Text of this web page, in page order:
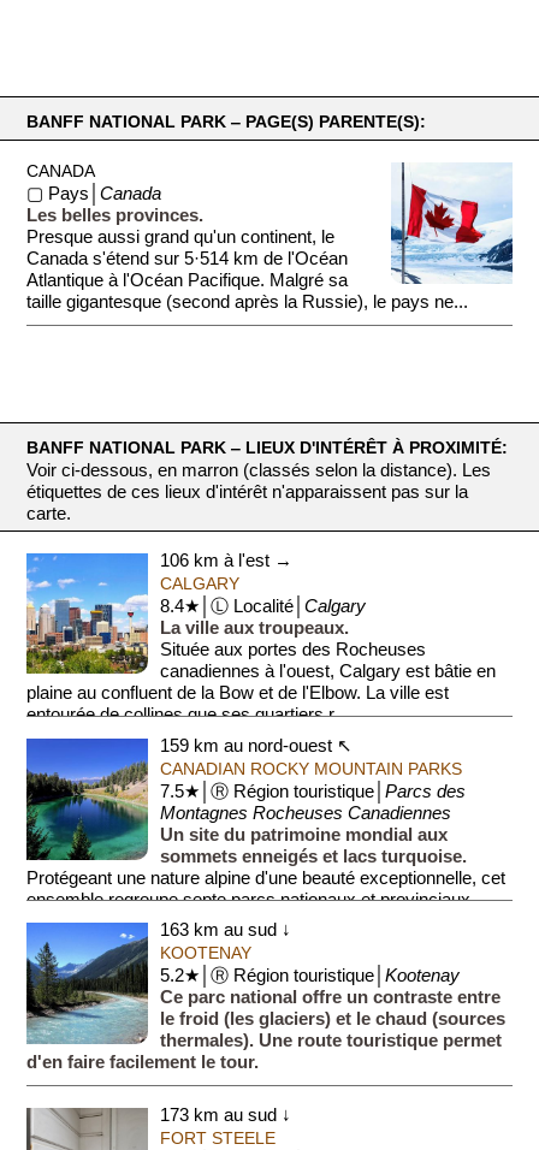
BANFF NATIONAL PARK ‒ PAGE(S) PARENTE(S):
CANADA
▢ Pays│Canada
Les belles provinces.
Presque aussi grand qu'un continent, le
Canada s'étend sur 5·514 km de l'Océan
Atlantique à l'Océan Pacifique. Malgré sa
taille gigantesque (second après la Russie), le pays ne...
BANFF NATIONAL PARK ‒ LIEUX D'INTÉRÊT À PROXIMITÉ:
Voir ci-dessous, en marron (classés selon la distance). Les
étiquettes de ces lieux d'intérêt n'apparaissent pas sur la
carte.
106 km à l'est →
CALGARY
8.4★│Ⓛ Localité│Calgary
La ville aux troupeaux.
Située aux portes des Rocheuses
canadiennes à l'ouest, Calgary est bâtie en
plaine au confluent de la Bow et de l'Elbow. La ville est
entourée de collines que ses quartiers r...
159 km au nord-ouest ↖
CANADIAN ROCKY MOUNTAIN PARKS
7.5★│Ⓡ Région touristique│Parcs des
Montagnes Rocheuses Canadiennes
Un site du patrimoine mondial aux
sommets enneigés et lacs turquoise.
Protégeant une nature alpine d'une beauté exceptionnelle, cet
ensemble regroupe septe parcs nationaux et provinciaux,
dont le J...
163 km au sud ↓
KOOTENAY
5.2★│Ⓡ Région touristique│Kootenay
Ce parc national offre un contraste entre
le froid (les glaciers) et le chaud (sources
thermales). Une route touristique permet
d'en faire facilement le tour.
173 km au sud ↓
FORT STEELE